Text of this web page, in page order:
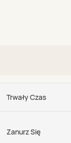
Trwały Czas
Zanurz Się